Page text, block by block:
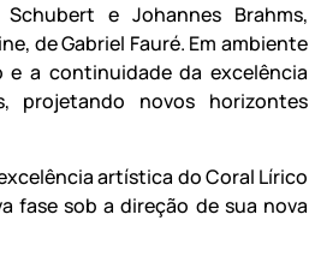
e Johannes Brahms,
de Gabriel Fauré. Em ambiente
a continuidade da excelência
projetando novos horizontes
artística do Coral Lírico
fase sob a direção de sua nova